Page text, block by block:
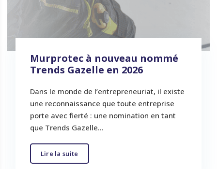
Murprotec à nouveau nommé
Trends Gazelle en 2026
Dans le monde de l’entrepreneuriat, il existe
une reconnaissance que toute entreprise
porte avec fierté : une nomination en tant
que Trends Gazelle...
Lire la suite